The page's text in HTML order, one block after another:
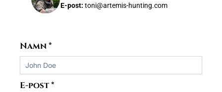
E-post: toni@artemis-hunting.com
Namn*
E-post*